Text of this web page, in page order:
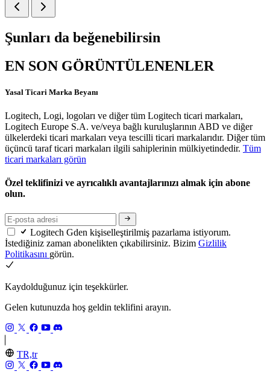
Şunları da beğenebilirsin
EN SON GÖRÜNTÜLENENLER
Yasal Ticari Marka Beyanı
Logitech, Logi, logoları ve diğer tüm Logitech ticari markaları,
Logitech Europe S.A. ve/veya bağlı kuruluşlarının ABD ve diğer
ülkelerdeki ticari markaları veya tescilli ticari markalarıdır. Diğer tüm
üçüncü taraf ticari markaları ilgili sahiplerinin mülkiyetindedir. Tüm
ticari markaları görün
Özel teklifinizi ve ayrıcalıklı avantajlarınızı almak için abone
olun.
Logitech Gden kişiselleştirilmiş pazarlama istiyorum.
İstediğiniz zaman abonelikten çıkabilirsiniz. Bizim Gizlilik
Politikasını görün.
Kaydolduğunuz için teşekkürler.
Gelen kutunuzda hoş geldin teklifini arayın.
TR,tr